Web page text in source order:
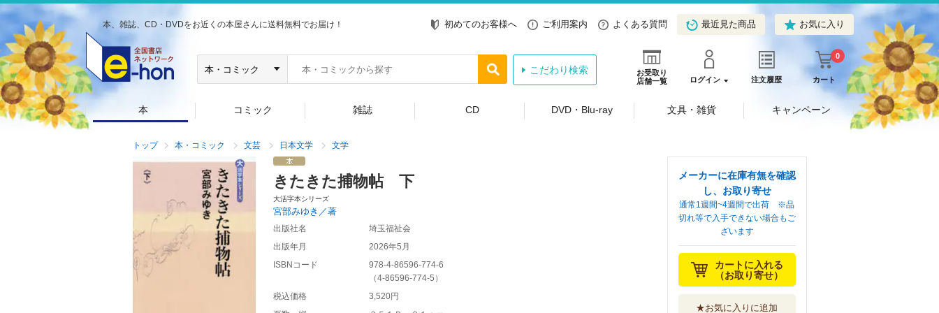
本、雑誌、CD・DVDをお近くの本屋さんに送料無料でお届け！ 初めてのお客様へ ご利用案内 よくある質問 最近見た商品 お気に入り
お受取り
店舗一覧
ログイン 注文履歴 カート
0
こだわり検索
本 コミック 雑誌 CD DVD・Blu-ray 文具・雑貨 キャンペーン
トップ 本・コミック 文芸 日本文学 文学
きたきた捕物帖 下
大活字本シリーズ
宮部みゆき／著
出版社名
埼玉福祉会
出版年月
2026年5月
ISBNコード
978-4-86596-774-6
（4-86596-774-5 ）
税込価格
3,520円
メーカーに在庫有無を確認
し、お取り寄せ
通常1週間~4週間で出荷 ※品
切れ等で入手できない場合もご
ざいます
カートに入れる
（お取り寄せ）
★お気に入りに追加